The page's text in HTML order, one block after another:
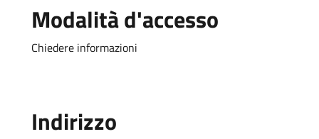
Modalità d'accesso
Chiedere informazioni
Indirizzo